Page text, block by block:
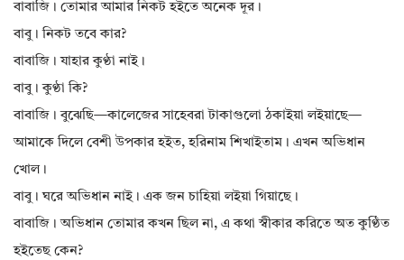
বাবাজি। তোমার আমার নিকট হইতে অনেক দূর।
বাবু। নিকট তবে কার?
বাবাজি। যাহার কুণ্ঠা নাই।
বাবু। কুণ্ঠা কি?
বাবাজি। বুঝেছি—কালেজের সাহেবরা টাকাগুলো ঠকাইয়া লইয়াছে—
আমাকে দিলে বেশী উপকার হইত, হরিনাম শিখাইতাম। এখন অভিধান
খোল।
বাবু। ঘরে অভিধান নাই। এক জন চাহিয়া লইয়া গিয়াছে।
বাবাজি। অভিধান তোমার কখন ছিল না, এ কথা স্বীকার করিতে অত কুণ্ঠিত
হইতেছ কেন?